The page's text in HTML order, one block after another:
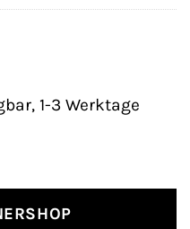
1-3 Werktage